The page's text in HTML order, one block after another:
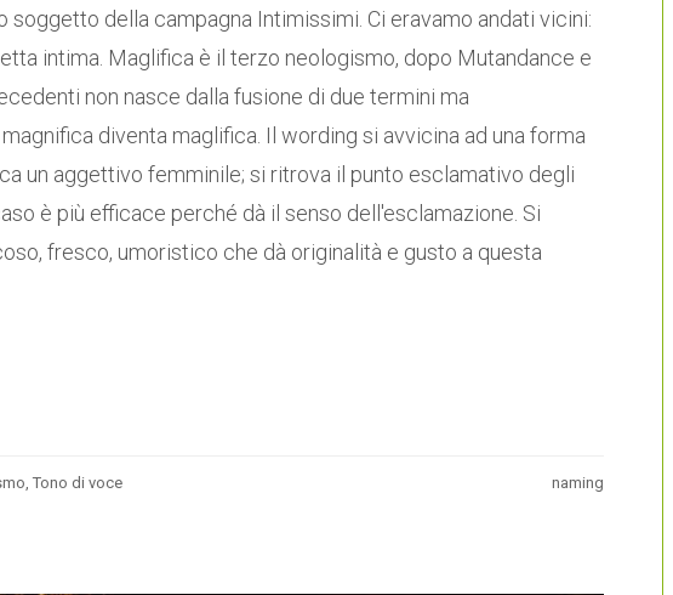
soggetto della campagna Intimissimi. Ci eravamo andati vicini:
intima. Maglifica è il terzo neologismo, dopo Mutandance e
non nasce dalla fusione di due termini ma
magnifica diventa maglifica. Il wording si avvicina ad una forma
un aggettivo femminile; si ritrova il punto esclamativo degli
è più efficace perché dà il senso dell'esclamazione. Si
fresco, umoristico che dà originalità e gusto a questa
naming
, Tono di voce